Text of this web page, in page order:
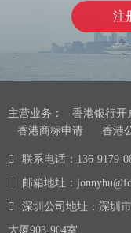
注
主营业务： 香港银行开
香港商标申请
香港
联系电话：136-9179-
邮箱地址：
深圳公司地址：深圳
大厦903-904室